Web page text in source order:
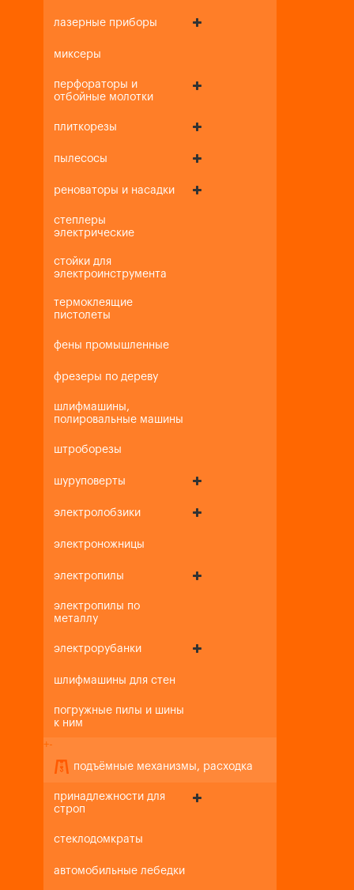
лазерные приборы
миксеры
перфораторы и
отбойные молотки
плиткорезы
пылесосы
реноваторы и насадки
степлеры
электрические
стойки для
электроинструмента
термоклеящие
пистолеты
фены промышленные
фрезеры по дереву
шлифмашины,
полировальные машины
штроборезы
шуруповерты
электролобзики
электроножницы
электропилы
электропилы по
металлу
электрорубанки
шлифмашины для стен
погружные пилы и шины
к ним
+-
подъёмные механизмы, расходка
принадлежности для
строп
стеклодомкраты
автомобильные лебедки